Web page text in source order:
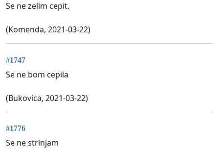
Se ne zelim cepit.
(Komenda, 2021-03-22)
#1747
Se ne bom cepila
(Bukovica, 2021-03-22)
#1776
Se ne strinjam